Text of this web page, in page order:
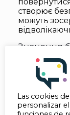
створює
можуть
Значення
Будь-який
повинен
на ті гроші,
втратити, і
Las cookies
personalizar